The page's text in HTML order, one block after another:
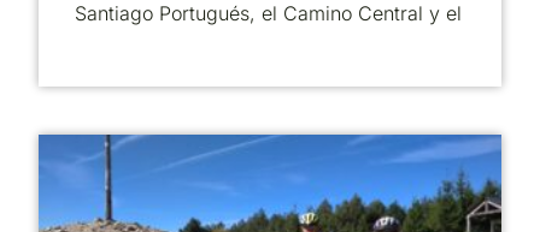
Santiago Portugués, el Camino Central y el